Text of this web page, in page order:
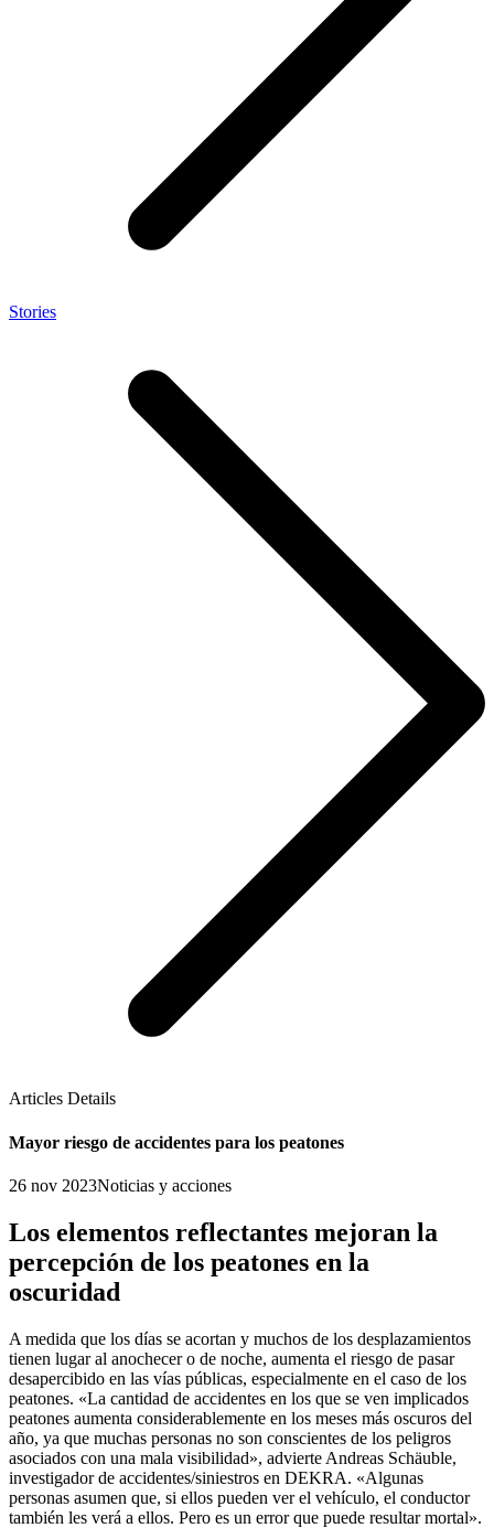
Stories
Articles Details
Mayor riesgo de accidentes para los peatones
26 nov 2023Noticias y acciones
Los elementos reflectantes mejoran la
percepción de los peatones en la
oscuridad
A medida que los días se acortan y muchos de los desplazamientos
tienen lugar al anochecer o de noche, aumenta el riesgo de pasar
desapercibido en las vías públicas, especialmente en el caso de los
peatones. «La cantidad de accidentes en los que se ven implicados
peatones aumenta considerablemente en los meses más oscuros del
año, ya que muchas personas no son conscientes de los peligros
asociados con una mala visibilidad», advierte Andreas Schäuble,
investigador de accidentes/siniestros en DEKRA. «Algunas
personas asumen que, si ellos pueden ver el vehículo, el conductor
también les verá a ellos. Pero es un error que puede resultar mortal».